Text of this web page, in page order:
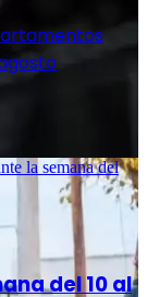
la semana del
del 10 al